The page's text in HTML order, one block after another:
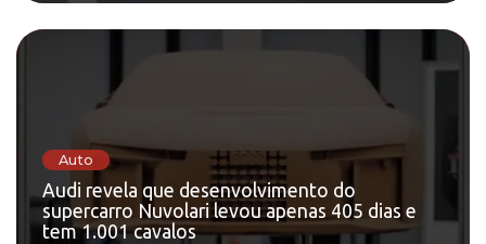
Auto
Audi revela que desenvolvimento do
supercarro Nuvolari levou apenas 405 dias e
tem 1.001 cavalos